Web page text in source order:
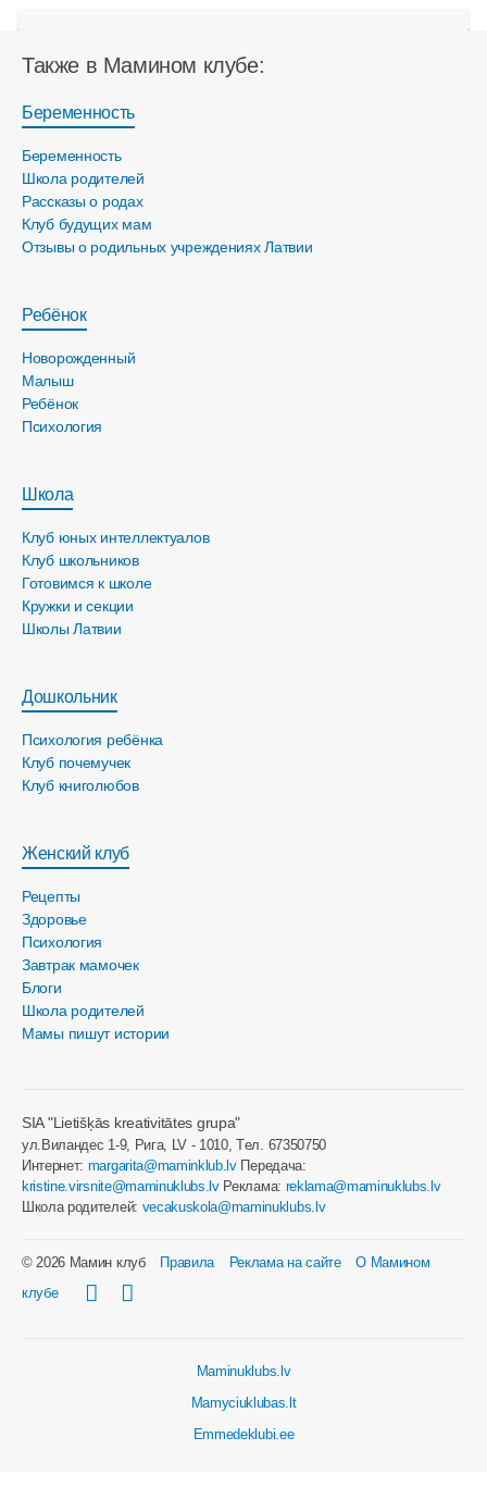
Также в Мамином клубе:
Беременность
Беременность
Школа родителей
Рассказы о родах
Клуб будущих мам
Отзывы о родильных учреждениях Латвии
Ребёнок
Новорожденный
Малыш
Ребёнок
Психология
Школа
Клуб юных интеллектуалов
Клуб школьников
Готовимся к школе
Кружки и секции
Школы Латвии
Дошкольник
Психология ребёнка
Клуб почемучек
Клуб книголюбов
Женский клуб
Рецепты
Здоровье
Психология
Завтрак мамочек
Блоги
Школа родителей
Мамы пишут истории
SIA "Lietišķās kreativitātes grupa"
ул.Виландес 1-9, Рига, LV - 1010, Tел. 67350750
Интернет: margarita@maminklub.lvПередача:
kristine.virsnite@maminuklubs.lvРеклама: reklama@maminuklubs.lv
Школа родителей: vecakuskola@maminuklubs.lv
© 2026 Мамин клуб Правила Реклама на сайте
О Мамином
клубе
Maminuklubs.lv
Mamyciuklubas.lt
Emmedeklubi.ee